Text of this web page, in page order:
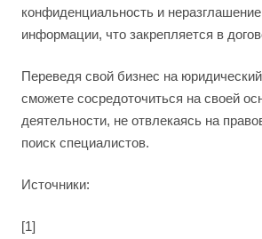
конфиденциальность и
информации, что закрепляется в
Переведя свой бизнес на
сможете сосредоточиться на своей
деятельности, не отвлекаясь на
поиск специалистов.
Источники:
[1]